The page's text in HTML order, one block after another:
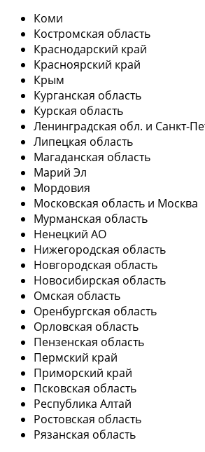
Коми
Костромская область
Краснодарский край
Красноярский край
Крым
Курганская область
Курская область
Ленинградская обл. и Санкт-
Липецкая область
Магаданская область
Марий Эл
Мордовия
Московская область и Москва
Мурманская область
Ненецкий АО
Нижегородская область
Новгородская область
Новосибирская область
Омская область
Оренбургская область
Орловская область
Пензенская область
Пермский край
Приморский край
Псковская область
Республика Алтай
Ростовская область
Рязанская область